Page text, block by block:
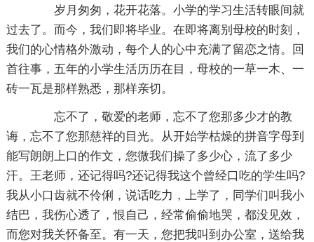
岁月匆匆，花开花落。小学的学习生活转眼间就
过去了。而今，我们即将毕业。在即将离别母校的时刻，
我们的心情格外激动，每个人的心中充满了留恋之情。回
首往事，五年的小学生活历历在目，母校的一草一木、一
砖一瓦是那样熟悉，那样亲切。
忘不了，敬爱的老师，忘不了您那多少才的教
诲，忘不了您那慈祥的目光。从开始学枯燥的拼音字母到
能写朗朗上口的作文，您微我们操了多少心，流了多少
汗。王老师，还记得吗?还记得我这个曾经口吃的学生吗?
我从小口齿就不伶俐，说话吃力，上学了，同学们叫我小
结巴，我伤心透了，恨自己，经常偷偷地哭，都没见效，
而您对我关怀备至。有一天，您把我叫到办公室，送给我